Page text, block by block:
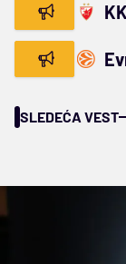
SLEDEĆA VEST